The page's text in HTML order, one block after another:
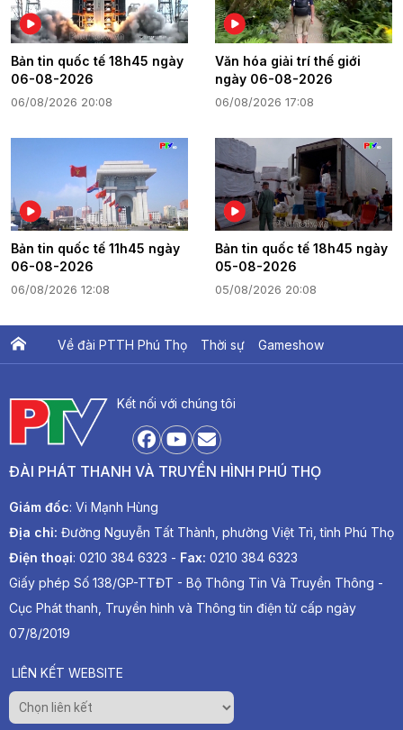
Bản tin quốc tế 18h45 ngày
06-08-2026
06/08/2026 20:08
Văn hóa giải trí thế giới
ngày 06-08-2026
06/08/2026 17:08
Bản tin quốc tế 11h45 ngày
06-08-2026
06/08/2026 12:08
Bản tin quốc tế 18h45 ngày
05-08-2026
05/08/2026 20:08
Về đài PTTH Phú Thọ Thời sự Gameshow
Kết nối với chúng tôi
ĐÀI PHÁT THANH VÀ TRUYỀN HÌNH PHÚ THỌ
Giám đốc: Vi Mạnh Hùng
Địa chỉ: Đường Nguyễn Tất Thành, phường Việt Trì, tỉnh Phú Thọ
Điện thoại: 0210 384 6323 - Fax: 0210 384 6323
Giấy phép Số 138/GP-TTĐT - Bộ Thông Tin Và Truyền Thông -
Cục Phát thanh, Truyền hình và Thông tin điện tử cấp ngày
07/8/2019
LIÊN KẾT WEBSITE